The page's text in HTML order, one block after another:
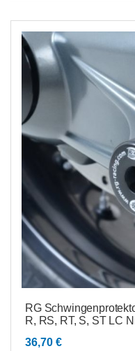
RG
R, RS, RT, S, ST LC
36,70 €